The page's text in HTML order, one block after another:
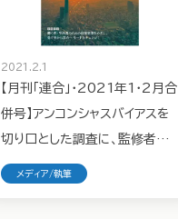
2021.2.1
【月刊「連合」・2021年1・2月合
併号】アンコンシャスバイアスを
切り口とした調査に、監修者とし
て携わりました
メディア/執筆